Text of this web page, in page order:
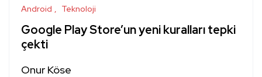
Android Teknoloji
Google Play Store’un yeni kuralları tepki
çekti
Onur Köse